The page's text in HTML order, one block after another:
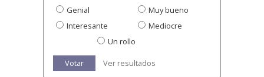
Genial
Muy bueno
Interesante
Mediocre
Un rollo
Votar Ver resultados